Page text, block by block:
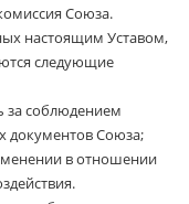
Союза.
настоящим Уставом,
следующие
за соблюдением
документов Союза;
в отношении